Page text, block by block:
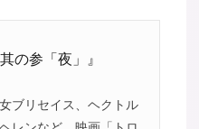
の参「夜」』
ブリセイス、ヘクトル